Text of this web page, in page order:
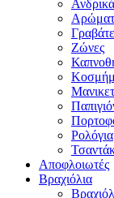
Ζώνες
Ρολόγια
Αποφλοιωτές
Βραχιόλια